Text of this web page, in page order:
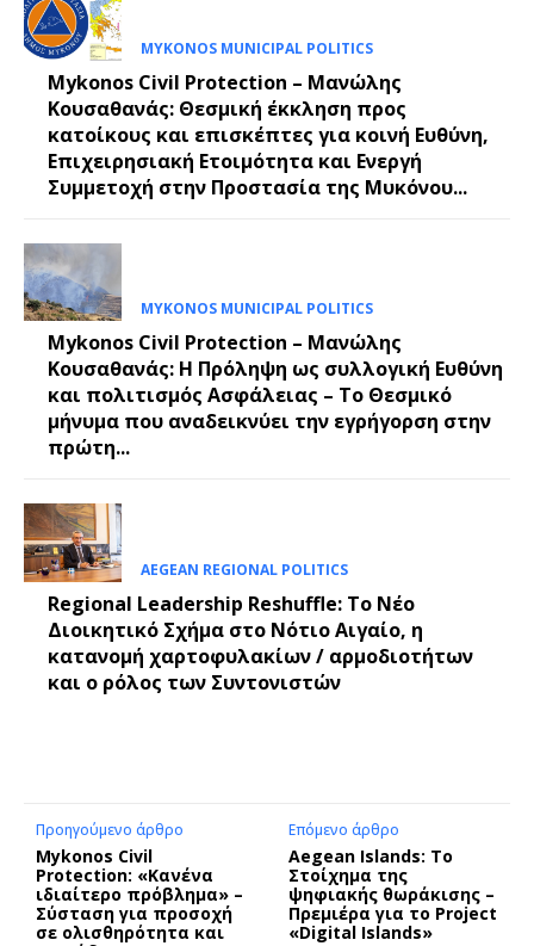
MYKONOS MUNICIPAL POLITICS
Mykonos Civil Protection – Μανώλης
Κουσαθανάς: Θεσμική έκκληση προς
κατοίκους και επισκέπτες για κοινή Ευθύνη,
Επιχειρησιακή Ετοιμότητα και Ενεργή
Συμμετοχή στην Προστασία της Μυκόνου...
MYKONOS MUNICIPAL POLITICS
Mykonos Civil Protection – Μανώλης
Κουσαθανάς: Η Πρόληψη ως συλλογική Ευθύνη
και πολιτισμός Ασφάλειας – Το Θεσμικό
μήνυμα που αναδεικνύει την εγρήγορση στην
πρώτη...
AEGEAN REGIONAL POLITICS
Regional Leadership Reshuffle: Το Νέο
Διοικητικό Σχήμα στο Νότιο Αιγαίο, η
κατανομή χαρτοφυλακίων / αρμοδιοτήτων
και ο ρόλος των Συντονιστών
Προηγούμενο άρθρο
Mykonos Civil
Protection: «Κανένα
ιδιαίτερο πρόβλημα» –
Σύσταση για προσοχή
σε ολισθηρότητα και
Επόμενο άρθρο
Aegean Islands: Το
Στοίχημα της
ψηφιακής θωράκισης –
Πρεμιέρα για το Project
«Digital Islands»